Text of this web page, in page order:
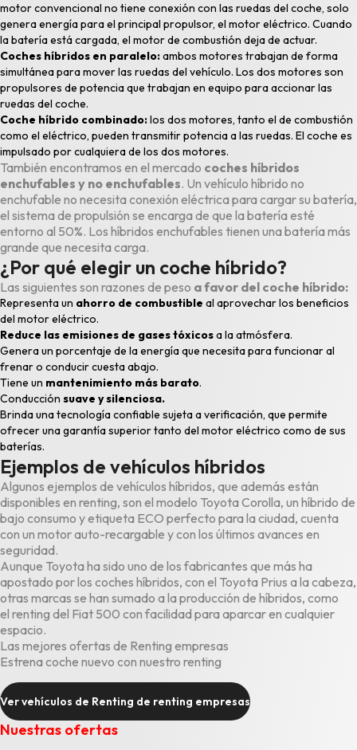
motor convencional no tiene conexión con las ruedas del coche, solo
genera energía para el principal propulsor, el motor eléctrico. Cuando
la batería está cargada, el motor de combustión deja de actuar.
Coches híbridos en paralelo:ambos motores trabajan de forma
simultánea para mover las ruedas del vehículo. Los dos motores son
propulsores de potencia que trabajan en equipo para accionar las
ruedas del coche.
Coche híbrido combinado:los dos motores, tanto el de combustión
como el eléctrico, pueden transmitir potencia a las ruedas. El coche es
impulsado por cualquiera de los dos motores.
También encontramos en el mercado coches híbridos
enchufables y no enchufables. Un vehículo híbrido no
enchufable no necesita conexión eléctrica para cargar su batería,
el sistema de propulsión se encarga de que la batería esté
entorno al 50%. Los híbridos enchufables tienen una batería más
grande que necesita carga.
¿Por qué elegir un coche híbrido?
Las siguientes son razones de peso a favor del coche híbrido:
Representa un ahorro de combustible al aprovechar los beneficios
del motor eléctrico.
Reduce las emisiones de gases tóxicosa la atmósfera.
Genera un porcentaje de la energía que necesita para funcionar al
frenar o conducir cuesta abajo.
Tiene un mantenimiento más barato.
Conducción suave y silenciosa.
Brinda una tecnología confiable sujeta a verificación, que permite
ofrecer una garantía superior tanto del motor eléctrico como de sus
baterías.
Ejemplos de vehículos híbridos
Algunos ejemplos de vehículos híbridos, que además están
disponibles en renting, son el modelo Toyota Corolla, un híbrido de
bajo consumo y etiqueta ECO perfecto para la ciudad, cuenta
con un motor auto-recargable y con los últimos avances en
seguridad.
Aunque Toyota ha sido uno de los fabricantes que más ha
apostado por los coches híbridos, con el Toyota Prius a la cabeza,
otras marcas se han sumado a la producción de híbridos, como
el renting del Fiat 500 con facilidad para aparcar en cualquier
espacio.
Las mejores ofertas de Renting empresas
Estrena coche nuevo con nuestro renting
Ver vehículos de Renting de renting empresas
Nuestras ofertas